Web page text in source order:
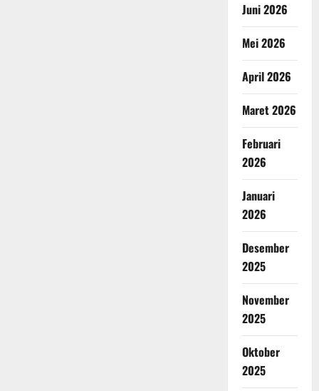
Juni 2026
Mei 2026
April 2026
Maret 2026
Februari
2026
Januari
2026
Desember
2025
November
2025
Oktober
2025